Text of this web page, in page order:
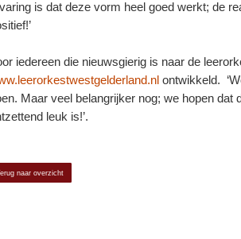
is dat deze vorm heel goed werkt; de
iedereen die nieuwsgierig is naar de
ontwikkeld.
Maar veel belangrijker nog; we hopen
leuk is!’.
naar overzicht